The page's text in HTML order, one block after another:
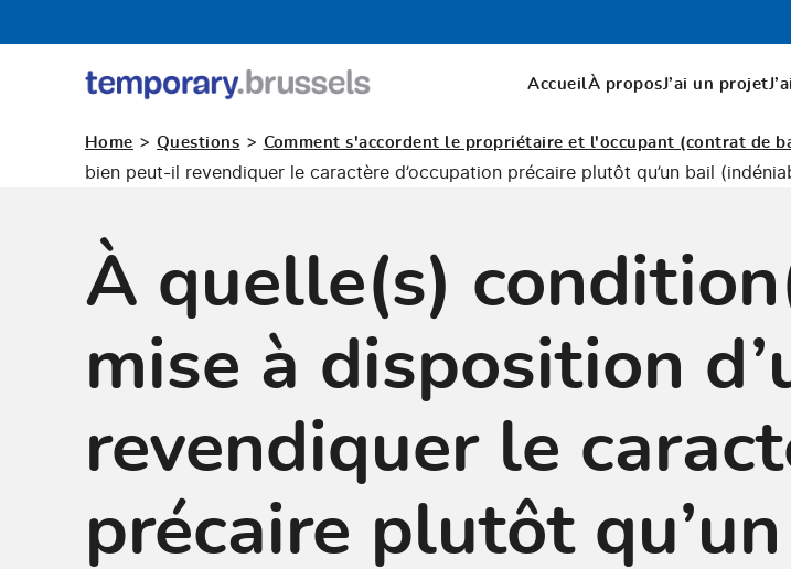
occupation
AccueilÀ proposJ’ai un projet
Home > Questions > Comment s'accordent le propriétaire et l'occupant (contrat de
bien peut-il revendiquer le caractère d’occupation précaire plutôt qu’un bail
À quelle(s)
mise à disposition
revendiquer le
précaire plutôt